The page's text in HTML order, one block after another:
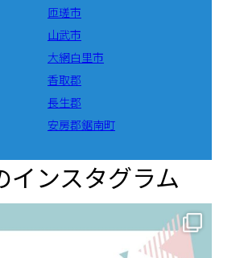
匝瑳市
山武市
大網白里市
香取郡
長生郡
安房郡鋸南町
インスタグラム
！外壁塗装でコストダウンする方法 🏠